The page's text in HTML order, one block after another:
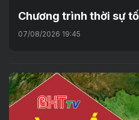
Chương trình thời sự
07/08/2026 19:45